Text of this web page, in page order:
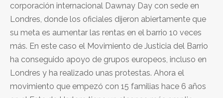
corporación internacional Dawnay Day con sede en
Londres, donde los oficiales dijeron abiertamente que
su meta es aumentar las rentas en el barrio 10 veces
más. En este caso el Movimiento de Justicia del Barrio
ha conseguido apoyo de grupos europeos, incluso en
Londres y ha realizado unas protestas. Ahora el
movimiento que empezó con 15 familias hace 6 años